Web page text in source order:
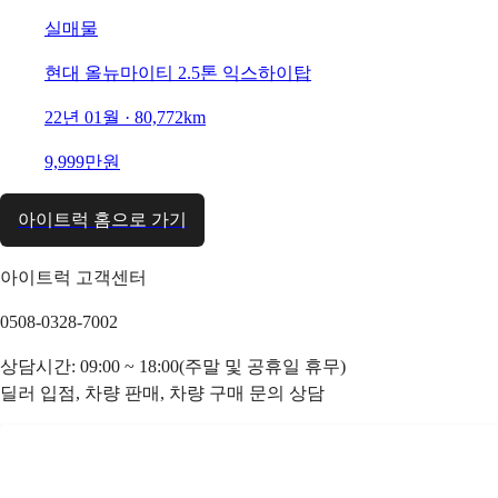
실매물
현대 올뉴마이티 2.5톤 익스하이탑
22년 01월 · 80,772km
9,999만원
아이트럭 홈으로 가기
아이트럭 고객센터
0508-0328-7002
상담시간: 09:00 ~ 18:00(주말 및 공휴일 휴무)
딜러 입점, 차량 판매, 차량 구매 문의 상담